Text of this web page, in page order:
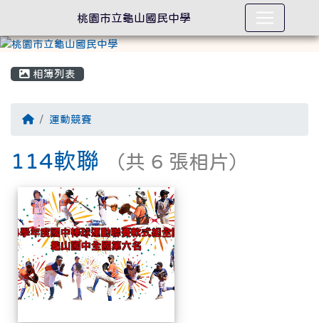
相簿列表
回首頁運動競賽
114軟聯 （共 6 張相片）
相簿列表 114軟聯
桃園市立龜山國民中學